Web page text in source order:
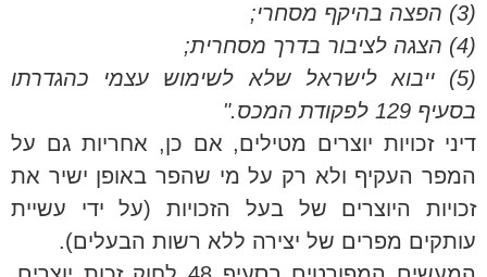
(3) הפצה בהיקף מסחרי;
(4) הצגה לציבור בדרך מסחרית;
(5) ייבוא לישראל שלא לשימוש עצמי כהגדרתו
בסעיף 129 לפקודת המכס."
דיני זכויות יוצרים מטילים, אם כן, אחריות גם על
המפר העקיף ולא רק על מי שהפר באופן ישיר את
זכויות היוצרים של בעל הזכויות (על ידי עשיית
עותקים מפרים של יצירה ללא רשות הבעלים).